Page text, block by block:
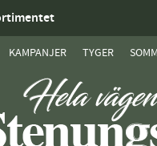
KAMPANJER TYGER